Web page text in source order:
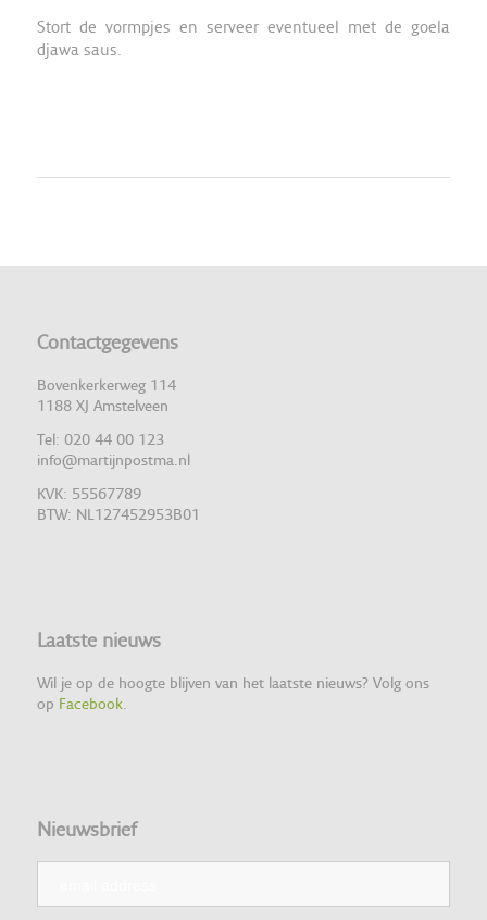
Stort de vormpjes en serveer eventueel met de goela
djawa saus.
Contactgegevens
Bovenkerkerweg 114
1188 XJ Amstelveen
Tel: 020 44 00 123
info@martijnpostma.nl
KVK: 55567789
BTW: NL127452953B01
Laatste nieuws
Wil je op de hoogte blijven van het laatste nieuws? Volg ons
op Facebook.
Nieuwsbrief